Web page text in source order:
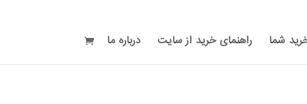
شما راهنمای خرید از سایت درباره ما